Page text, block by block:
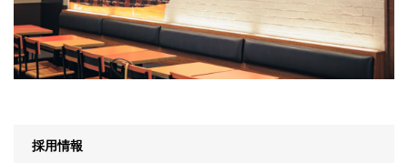
採用情報